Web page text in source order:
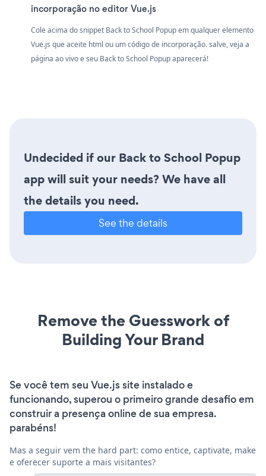
incorporação no editor Vue.js
Cole acima do snippet Back to School Popup em qualquer elemento
Vue.js que aceite html ou um código de incorporação. salve, veja a
página ao vivo e seu Back to School Popup aparecerá!
Undecided if our Back to School Popup
app will suit your needs? We have all
the details you need.
See the details
Remove the Guesswork of
Building Your Brand
Se você tem seu Vue.js site instalado e
funcionando, superou o primeiro grande desafio em
construir a presença online de sua empresa.
parabéns!
Mas a seguir vem the hard part: como entice, captivate, make
e oferecer suporte a mais visitantes?